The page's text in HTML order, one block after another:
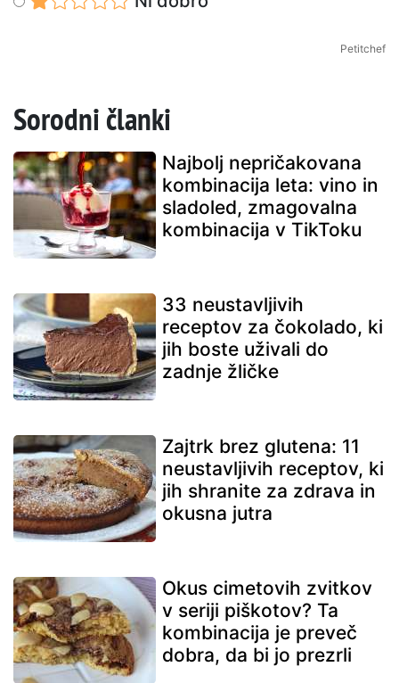
Petitchef
Sorodni članki
Najbolj nepričakovana
kombinacija leta: vino in
sladoled, zmagovalna
kombinacija v TikToku
33 neustavljivih
receptov za čokolado, ki
jih boste uživali do
zadnje žličke
Zajtrk brez glutena: 11
neustavljivih receptov, ki
jih shranite za zdrava in
okusna jutra
Okus cimetovih zvitkov
v seriji piškotov? Ta
kombinacija je preveč
dobra, da bi jo prezrli